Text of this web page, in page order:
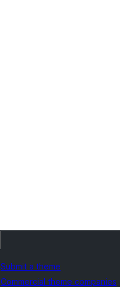
Submit a theme
Commercial theme companies